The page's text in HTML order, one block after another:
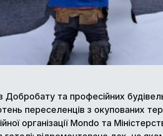
Добробату та професійних
переселенців з окупованих
організації Mondo та